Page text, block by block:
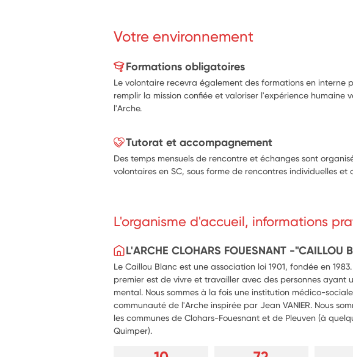
Votre environnement
Formations obligatoires
Le volontaire recevra également des formations en interne
remplir la mission confiée et valoriser l'expérience humaine
l'Arche.
Tutorat et accompagnement
Des temps mensuels de rencontre et échanges sont
volontaires en SC, sous forme de rencontres individuelles et
L'organisme d'accueil, informations
L'ARCHE CLOHARS FOUESNANT -"CAILLOU
Le Caillou Blanc est une association loi 1901, fondée en
premier est de vivre et travailler avec des personnes ayant
mental. Nous sommes à la fois une institution médico-
communauté de l'Arche inspirée par Jean VANIER. Nous
les communes de Clohars-Fouesnant et de Pleuven (à
Quimper).